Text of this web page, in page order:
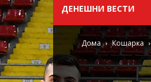
ДЕНЕШНИ ВЕСТИ
Дома Кошарка